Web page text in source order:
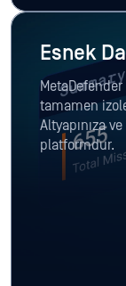
Esnek
tamamen
Altyapınıza
platformdur.